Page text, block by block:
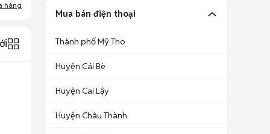
hàng
Mua bán điện thoại
Thành phố Mỹ Tho
Huyện Cái Bè
Huyện Cai Lậy
Huyện Châu Thành